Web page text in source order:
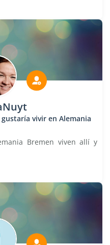
vivir en Alemania
Bremen viven allí y